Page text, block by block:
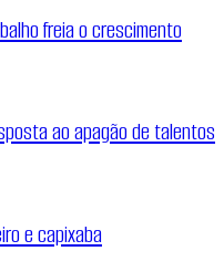
freia o crescimento
ao apagão de talentos
e capixaba